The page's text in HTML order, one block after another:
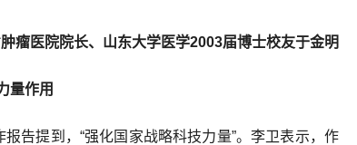
医院院长、山东大学医学2003届博士校友于金明
量作用
告提到，“强化国家战略科技力量”。李卫表示，作